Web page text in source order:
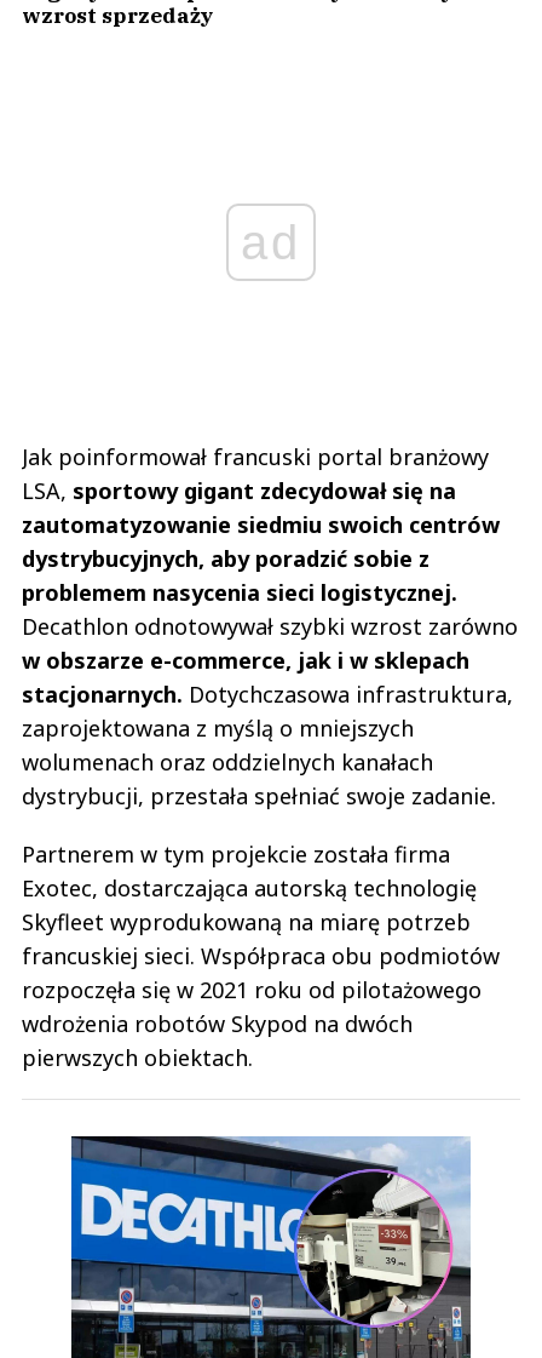
wzrost sprzedaży
ad
Jak poinformował francuski portal branżowy
LSA, sportowy gigant zdecydował się na
zautomatyzowanie siedmiu swoich centrów
dystrybucyjnych, aby poradzić sobie z
problemem nasycenia sieci logistycznej.
Decathlon odnotowywał szybki wzrost zarówno
w obszarze e-commerce, jak i w sklepach
stacjonarnych. Dotychczasowa infrastruktura,
zaprojektowana z myślą o mniejszych
wolumenach oraz oddzielnych kanałach
dystrybucji, przestała spełniać swoje zadanie.
Partnerem w tym projekcie została firma
Exotec, dostarczająca autorską technologię
Skyfleet wyprodukowaną na miarę potrzeb
francuskiej sieci. Współpraca obu podmiotów
rozpoczęła się w 2021 roku od pilotażowego
wdrożenia robotów Skypod na dwóch
pierwszych obiektach.